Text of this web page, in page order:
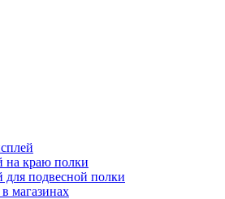
краю полки
подвесной полки
магазинах